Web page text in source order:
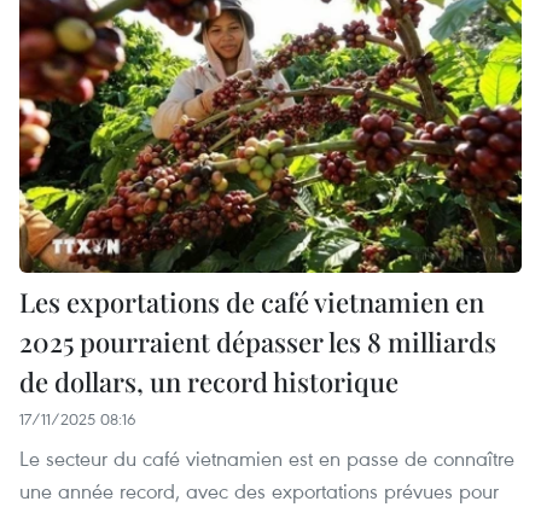
Les exportations de café vietnamien en
2025 pourraient dépasser les 8 milliards
de dollars, un record historique
17/11/2025 08:16
Le secteur du café vietnamien est en passe de connaître
une année record, avec des exportations prévues pour